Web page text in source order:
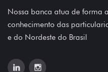
Nossa banca atua de forma
conhecimento das
e do Nordeste do Brasil